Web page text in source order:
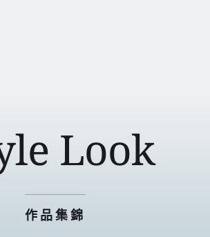
Look
作品集錦